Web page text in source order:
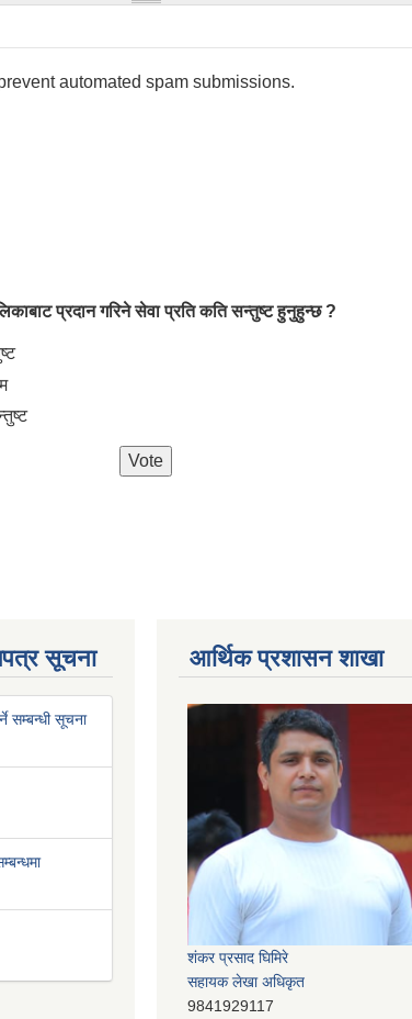
automated spam submissions.
प्रदान गरिने सेवा प्रति कति सन्तुष्ट हुनुहुन्छ ?
सूचना
सम्बन्धी सूचना
आर्थिक प्रशासन शाखा
शंकर प्रसाद घिमिरे
सहायक लेखा अधिकृत
9841929117